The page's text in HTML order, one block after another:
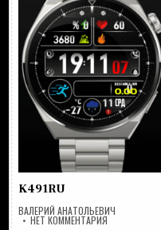
K491RU
ВАЛЕРИЙ АНАТОЛЬЕВИЧ
НЕТ КОММЕНТАРИЯНА